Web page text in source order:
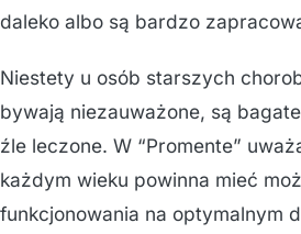
daleko albo są bardzo
Niestety u osób starszych
bywają niezauważone, są
źle leczone. W “Promente”
każdym wieku powinna mieć
funkcjonowania na optymalnym